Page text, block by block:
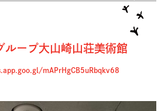
ループ大山崎山荘美術館
mAPrHgCB5uRbqkv68